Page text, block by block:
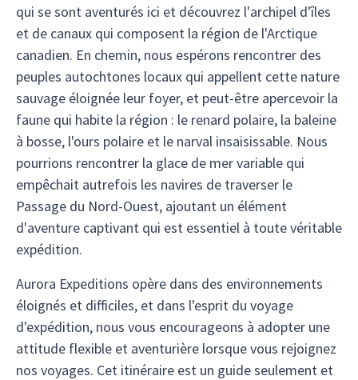
qui se sont aventurés ici et découvrez l'archipel d'îles
et de canaux qui composent la région de l'Arctique
canadien. En chemin, nous espérons rencontrer des
peuples autochtones locaux qui appellent cette nature
sauvage éloignée leur foyer, et peut-être apercevoir la
faune qui habite la région : le renard polaire, la baleine
à bosse, l'ours polaire et le narval insaisissable. Nous
pourrions rencontrer la glace de mer variable qui
empêchait autrefois les navires de traverser le
Passage du Nord-Ouest, ajoutant un élément
d'aventure captivant qui est essentiel à toute véritable
expédition.
Aurora Expeditions opère dans des environnements
éloignés et difficiles, et dans l'esprit du voyage
d'expédition, nous vous encourageons à adopter une
attitude flexible et aventurière lorsque vous rejoignez
nos voyages. Cet itinéraire est un guide seulement et